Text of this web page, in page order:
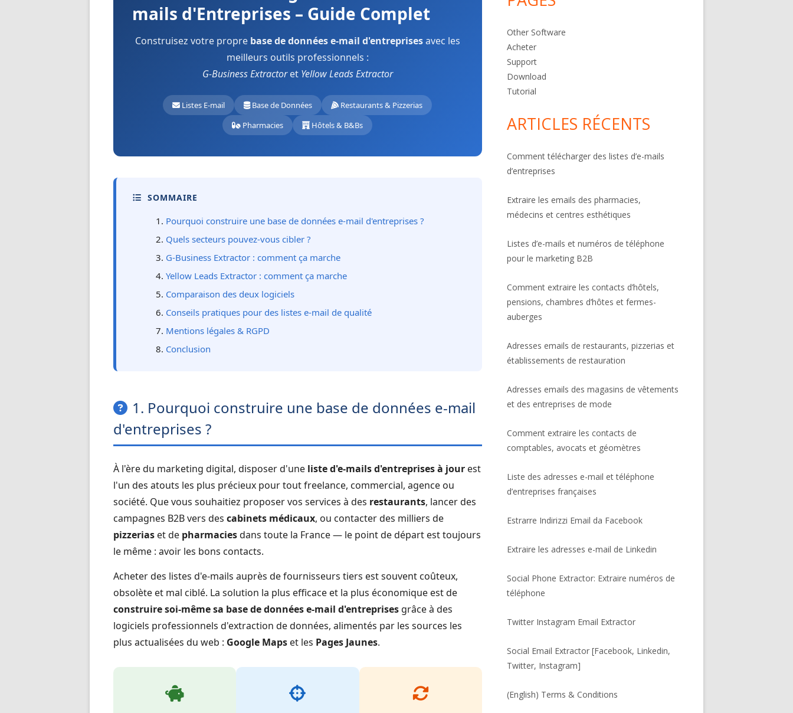
mails d'Entreprises – Guide Complet
Construisez votre propre base de données e-mail d'entreprisesavec les
meilleurs outils professionnels :
G-Business Extractoret Yellow Leads Extractor
Listes E-mail Base de Données
Restaurants & Pizzerias
Pharmacies
Hôtels & B&Bs
SOMMAIRE
Pourquoi construire une base de données e-mail d'entreprises ?
Quels secteurs pouvez-vous cibler ?
G-Business Extractor : comment ça marche
Yellow Leads Extractor : comment ça marche
Comparaison des deux logiciels
Conseils pratiques pour des listes e-mail de qualité
Mentions légales & RGPD
Conclusion
1. Pourquoi construire une base de données e-mail
d'entreprises ?
À l'ère du marketing digital, disposer d'une liste d'e-mails d'entreprises à jour est
l'un des atouts les plus précieux pour tout freelance, commercial, agence ou
société. Que vous souhaitiez proposer vos services à des restaurants, lancer des
campagnes B2B vers des cabinets médicaux, ou contacter des milliers de
pizzerias et de pharmaciesdans toute la France — le point de départ est toujours
le même : avoir les bons contacts.
Acheter des listes d'e-mails auprès de fournisseurs tiers est souvent coûteux,
obsolète et mal ciblé. La solution la plus efficace et la plus économique est de
construire soi-même sa base de données e-mail d'entreprises grâce à des
logiciels professionnels d'extraction de données, alimentés par les sources les
plus actualisées du web : Google Maps et les Pages Jaunes.
Other Software
Acheter
Support
Download
Tutorial
ARTICLES RÉCENTS
Comment télécharger des listes d’e-mails
d’entreprises
Extraire les emails des pharmacies,
médecins et centres esthétiques
Listes d’e-mails et numéros de téléphone
pour le marketing B2B
Comment extraire les contacts d’hôtels,
pensions, chambres d’hôtes et fermes-
auberges
Adresses emails de restaurants, pizzerias et
établissements de restauration
Adresses emails des magasins de vêtements
et des entreprises de mode
Comment extraire les contacts de
comptables, avocats et géomètres
Liste des adresses e-mail et téléphone
d’entreprises françaises
Estrarre Indirizzi Email da Facebook
Extraire les adresses e-mail de Linkedin
Social Phone Extractor: Extraire numéros de
téléphone
Twitter Instagram Email Extractor
Social Email Extractor [Facebook, Linkedin,
Twitter, Instagram]
(English) Terms & Conditions